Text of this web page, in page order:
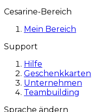
Cesarine-Bereich
Mein Bereich
Support
Hilfe
Geschenkkarten
Unternehmen
Teambuilding
Sprache ändern